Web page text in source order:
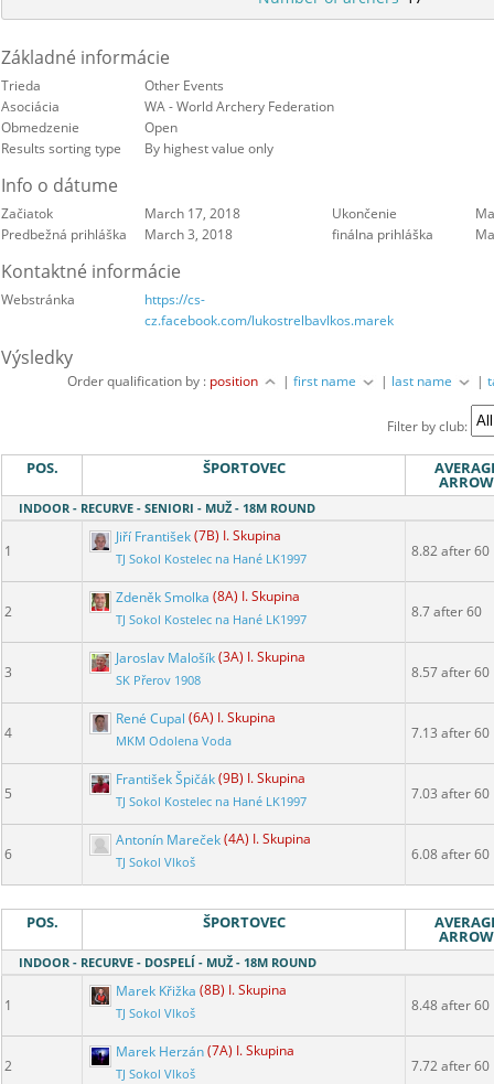
Základné informácie
Trieda
Other Events
Asociácia
WA - World Archery Federation
Obmedzenie
Open
Results sorting type
By highest value only
Info o dátume
Začiatok March 17, 2018 Ukončenie
Predbežná prihláška
March 3, 2018 finálna prihláška
Kontaktné informácie
Webstránka
https://cs-
cz.facebook.com/lukostrelbavlkos.marek
Výsledky
Order qualification by : position |first name | last name |
Filter by club:
POS. ŠPORTOVEC
ARROW
INDOOR - RECURVE - SENIORI - MUŽ - 18M ROUND
1
Jiří František(7B) I. Skupina
TJ Sokol Kostelec na Hané LK1997 8.82 after 60
2
Zdeněk Smolka (8A) I. Skupina
TJ Sokol Kostelec na Hané LK1997 8.7 after 60
3
Jaroslav Malošík(3A) I. Skupina
SK Přerov 1908 8.57 after 60
4
René Cupal (6A) I. Skupina
MKM Odolena Voda 7.13 after 60
5
František Špičák(9B) I. Skupina
TJ Sokol Kostelec na Hané LK1997 7.03 after 60
6
Antonín Mareček(4A) I. Skupina
TJ Sokol Vlkoš 6.08 after 60
POS. ŠPORTOVEC
ARROW
INDOOR - RECURVE - DOSPELÍ - MUŽ - 18M ROUND
1
Marek Křižka (8B) I. Skupina
TJ Sokol Vlkoš 8.48 after 60
2
Marek Herzán(7A) I. Skupina
TJ Sokol Vlkoš 7.72 after 60